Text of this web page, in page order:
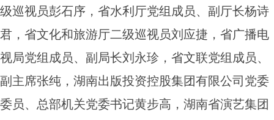
级巡视员彭石序，省水利厅党组成员、副厅长杨诗
君，省文化和旅游厅二级巡视员刘应捷，省广播电
视局党组成员、副局长刘永珍，省文联党组成员、
副主席张纯，湖南出版投资控股集团有限公司党委
委员、总部机关党委书记黄步高，湖南省演艺集团